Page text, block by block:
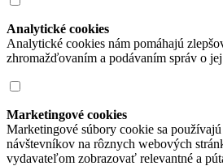
Analytické cookies
Analytické cookies nám pomáhajú
zhromažďovaním a podávaním správ o
Marketingové cookies
Marketingové súbory cookie sa
návštevníkov na rôznych webových
vydavateľom zobrazovať relevantné a